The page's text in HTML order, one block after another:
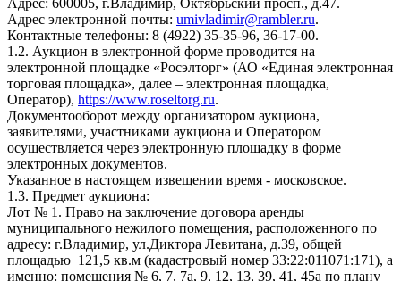
Адрес электронной почты: umivladimir@rambler.ru.
Контактные телефоны: 8 (4922) 35-35-96, 36-17-00.
1.2. Аукцион в электронной форме проводится на
электронной площадке «Росэлторг» (АО «Единая электронная
торговая площадка», далее – электронная площадка,
Оператор), https://www.roseltorg.ru.
Документооборот между организатором аукциона,
заявителями, участниками аукциона и Оператором
осуществляется через электронную площадку в форме
электронных документов.
Указанное в настоящем извещении время - московское.
1.3. Предмет аукциона:
Лот № 1. Право на заключение договора аренды
муниципального нежилого помещения, расположенного по
адресу: г.Владимир, ул.Диктора Левитана, д.39, общей
площадью 121,5 кв.м (кадастровый номер 33:22:011071:171), а
именно: помещения № 6, 7, 7а, 9, 12, 13, 39, 41, 45а по плану